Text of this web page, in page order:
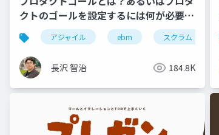
クトのゴールを設定するには何が必要
か？ #RSGT2022
アジャイル ebm スクラム
長沢 智治 184.8K